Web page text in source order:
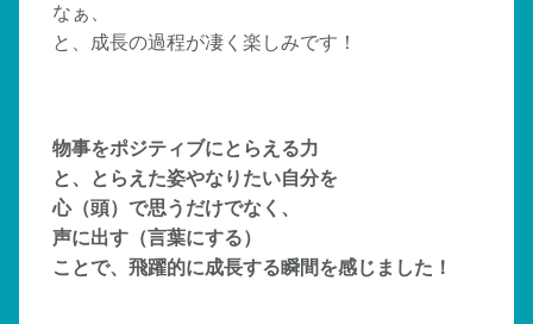
なぁ、
と、成長の過程が凄く楽しみです！
物事をポジティブにとらえる力
と、とらえた姿やなりたい自分を
心（頭）で思うだけでなく、
声に出す（言葉にする）
ことで、飛躍的に成長する瞬間を感じました！